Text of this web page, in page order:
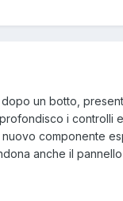
un botto,
i controlli
componente
anche il